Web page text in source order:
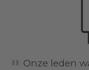
Onze leden